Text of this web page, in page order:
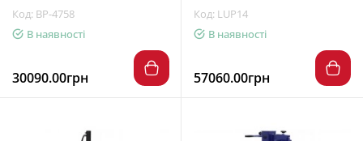
Код: BP-4758
В наявності
30090.00грн
Код: LUP14
В наявності
57060.00грн